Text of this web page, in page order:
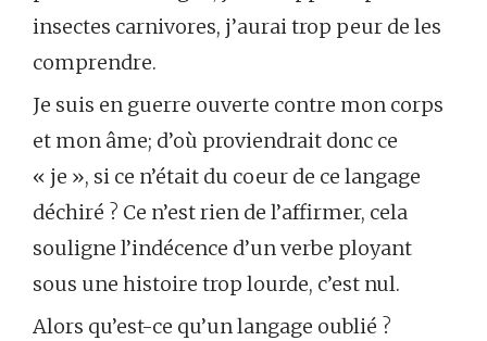
insectes carnivores, j’aurai trop peur de les
comprendre.
Je suis en guerre ouverte contre mon corps
et mon âme; d’où proviendrait donc ce
« je », si ce n’était du coeur de ce langage
déchiré ? Ce n’est rien de l’affirmer, cela
souligne l’indécence d’un verbe ployant
sous une histoire trop lourde, c’est nul.
Alors qu’est-ce qu’un langage oublié ?